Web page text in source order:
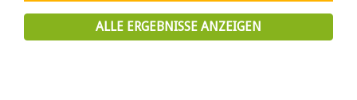
ALLE ERGEBNISSE ANZEIGEN